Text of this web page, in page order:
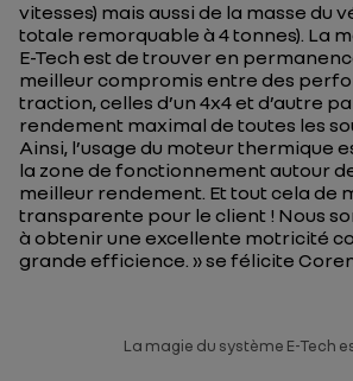
vitesses) mais aussi de la masse du
totale remorquable à 4 tonnes). La
E-Tech est de trouver en
meilleur compromis entre des
traction, celles d’un 4x4 et d’autre
rendement maximal de toutes les
Ainsi, l’usage du moteur thermique
la zone de fonctionnement autour
meilleur rendement. Et tout cela de
transparente pour le client ! Nous
à obtenir une excellente motricité
grande efficience. » se félicite
La magie du système E-Tech